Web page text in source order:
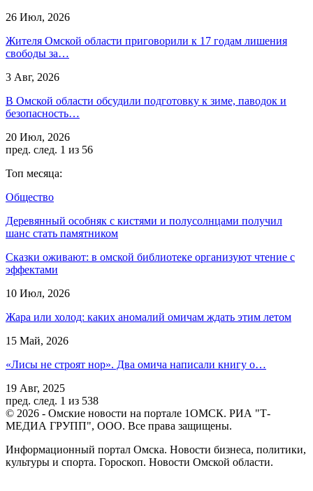
26 Июл, 2026
Жителя Омской области приговорили к 17 годам лишения
свободы за…
3 Авг, 2026
В Омской области обсудили подготовку к зиме, паводок и
безопасность…
20 Июл, 2026
пред. след. 1 из 56
Топ месяца:
Общество
Деревянный особняк с кистями и полусолнцами получил
шанс стать памятником
Сказки оживают: в омской библиотеке организуют чтение с
эффектами
10 Июл, 2026
Жара или холод: каких аномалий омичам ждать этим летом
15 Май, 2026
«Лисы не строят нор». Два омича написали книгу о…
19 Авг, 2025
пред. след. 1 из 538
© 2026 - Омские новости на портале 1ОМСК. РИА "Т-
МЕДИА ГРУПП", ООО. Все права защищены.
Информационный портал Омска. Новости бизнеса, политики,
культуры и спорта. Гороскоп. Новости Омской области.